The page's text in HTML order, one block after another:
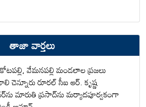
తాజా వార్తలు
వేమనపల్లి మండలాల ప్రజలు
చెన్నూరు రూరల్ సీఐ ఆర్. కృష్ణ
మారుతి ప్రసాద్‌ను మర్యాదపూర్వకంగా